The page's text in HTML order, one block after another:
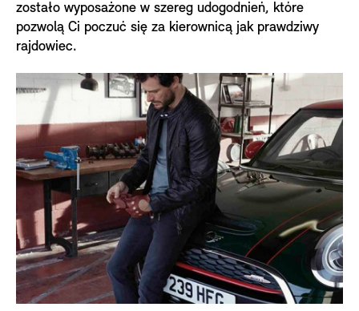
zostało wyposażone w szereg udogodnień, które
pozwolą Ci poczuć się za kierownicą jak prawdziwy
rajdowiec.